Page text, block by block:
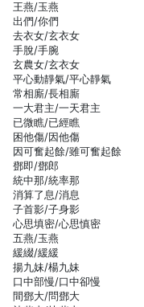
王燕/玉燕
出們/你們
去衣女/玄衣女
手脫/手腕
玄農女/玄衣女
平心動靜氣/平心靜氣
常相廝/長相廝
一大君主/一天君主
已微瞧/已經瞧
困他傷/因他傷
因可奮起餘/雖可奮起餘
鄧即/鄧郎
統中那/統率那
消算了息/消息
子首影/子身影
心思填密/心思慎密
五燕/玉燕
緩綴/緩緩
揚九妹/楊九妹
口中部慢/口中卻慢
間鄧大/問鄧大